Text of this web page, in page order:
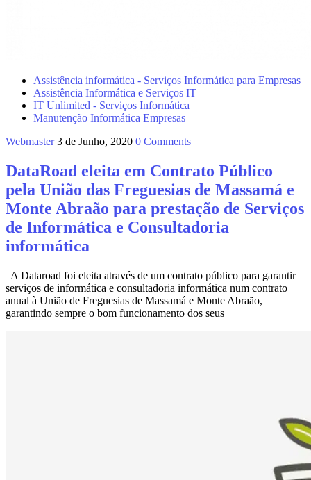
Assistência informática - Serviços Informática para Empresas
Assistência Informática e Serviços IT
IT Unlimited - Serviços Informática
Manutenção Informática Empresas
Webmaster 3 de Junho, 2020 0 Comments
DataRoad eleita em Contrato Público
pela União das Freguesias de Massamá e
Monte Abraão para prestação de Serviços
de Informática e Consultadoria
informática
A Dataroad foi eleita através de um contrato público para garantir
serviços de informática e consultadoria informática num contrato
anual à União de Freguesias de Massamá e Monte Abraão,
garantindo sempre o bom funcionamento dos seus